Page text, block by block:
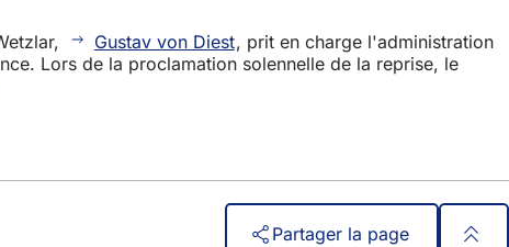
Gustav von Diest, prit en charge l'administration
Lors de la proclamation solennelle de la reprise, le
Partager la page